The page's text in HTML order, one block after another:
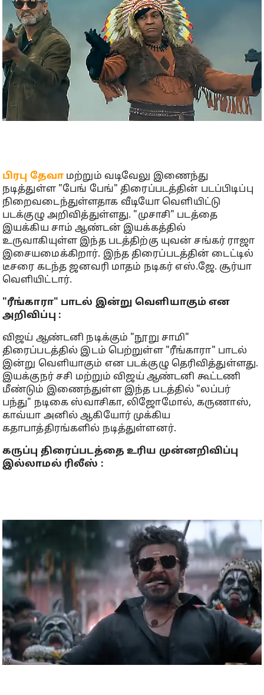
பிரபு தேவா மற்றும் வடிவேலு இணைந்து
நடித்துள்ள "பேங் பேங்" திரைப்படத்தின் படப்பிடிப்பு
நிறைவடைந்துள்ளதாக வீடியோ வெளியிட்டு
படக்குழு அறிவித்துள்ளது. "முசாசி" படத்தை
இயக்கிய சாம் ஆண்டன் இயக்கத்தில்
உருவாகியுள்ள இந்த படத்திற்கு யுவன் சங்கர் ராஜா
இசையமைக்கிறார். இந்த திரைப்படத்தின் டைட்டில்
டீசரை கடந்த ஜனவரி மாதம் நடிகர் எஸ்.ஜே. சூர்யா
வெளியிட்டார்.
"ரீங்காரா" பாடல் இன்று வெளியாகும் என
அறிவிப்பு :
விஜய் ஆண்டனி நடிக்கும் "நூறு சாமி"
திரைப்படத்தில் இடம் பெற்றுள்ள "ரீங்காரா" பாடல்
இன்று வெளியாகும் என படக்குழு தெரிவித்துள்ளது.
இயக்குநர் சசி மற்றும் விஜய் ஆண்டனி கூட்டணி
மீண்டும் இணைந்துள்ள இந்த படத்தில் "லப்பர்
பந்து" நடிகை ஸ்வாசிகா, லிஜோமோல், கருணாஸ்,
காவ்யா அனில் ஆகியோர் முக்கிய
கதாபாத்திரங்களில் நடித்துள்ளனர்.
கருப்பு திரைப்படத்தை உரிய முன்னறிவிப்பு
இல்லாமல் ரிலீஸ் :